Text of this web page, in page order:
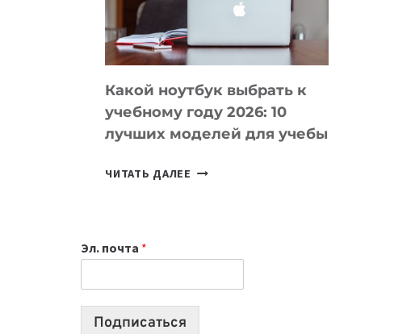
СОЗДАВАТЬ
БЕЗ
КОДА
Какой ноутбук выбрать к
учебному году 2026: 10
лучших моделей для учебы
ЧИТАТЬ ДАЛЕЕ КАКОЙ
2026:
10
Эл. почта *
Подписаться